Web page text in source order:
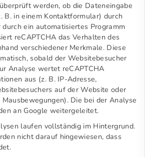
werden, ob die Dateneingabe
B. in einem Kontaktformular) durch
ein automatisiertes Programm
reCAPTCHA das Verhalten des
verschiedener Merkmale. Diese
sobald der Websitebesucher
Analyse wertet reCAPTCHA
aus (z. B. IP-Adresse,
auf der Website oder
Die bei der Analyse
an Google weitergeleitet.
laufen vollständig im Hintergrund.
nicht darauf hingewiesen, dass